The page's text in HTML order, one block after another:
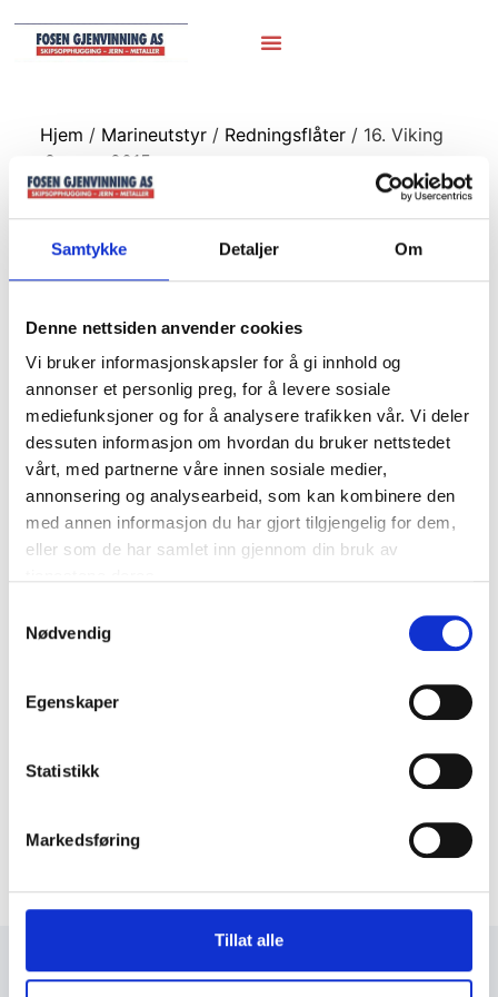
Samtykke Detaljer Om
Denne nettsiden anvender cookies
Vi bruker informasjonskapsler for å gi innhold og
annonser et personlig preg, for å levere sosiale
mediefunksjoner og for å analysere trafikken vår. Vi deler
dessuten informasjon om hvordan du bruker nettstedet
vårt, med partnerne våre innen sosiale medier,
annonsering og analysearbeid, som kan kombinere den
med annen informasjon du har gjort tilgjengelig for dem,
eller som de har samlet inn gjennom din bruk av
Nødvendig
Egenskaper
Statistikk
Markedsføring
Tillat alle
Hjem / Marineutstyr/ Redningsflåter/ 16. Viking
.8 pers -2015
16. Viking .8 pers
-2015
+47 72 53 44 30